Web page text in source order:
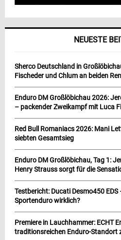
NEUESTE
Sherco Deutschland in
Fischeder und Chlum an beiden
Enduro DM Großlöbichau 2026:
– packender Zweikampf mit Luca
Red Bull Romaniacs 2026: Mani
siebten Gesamtsieg
Enduro DM Großlöbichau, Tag 1:
Henry Strauss sorgt für die
Testbericht: Ducati Desmo450
Sportenduro wirklich?
Premiere in Lauchhammer: ECHT
traditionsreichen Enduro-Standort